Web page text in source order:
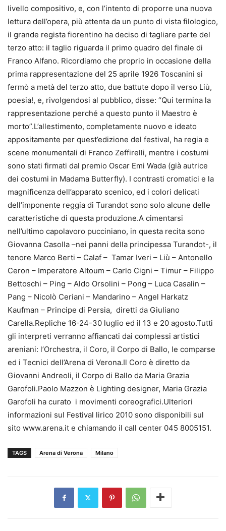
livello compositivo, e, con l’intento di proporre una nuova
lettura dell’opera, più attenta da un punto di vista filologico,
il grande regista fiorentino ha deciso di tagliare parte del
terzo atto: il taglio riguarda il primo quadro del finale di
Franco Alfano. Ricordiamo che proprio in occasione della
prima rappresentazione del 25 aprile 1926 Toscanini si
fermò a metà del terzo atto, due battute dopo il verso Liù,
poesia!, e, rivolgendosi al pubblico, disse: “Qui termina la
rappresentazione perché a questo punto il Maestro è
morto”.L’allestimento, completamente nuovo e ideato
appositamente per quest’edizione del festival, ha regia e
scene monumentali di Franco Zeffirelli, mentre i costumi
sono stati firmati dal premio Oscar Emi Wada (già autrice
dei costumi in Madama Butterfly). I contrasti cromatici e la
magnificenza dell’apparato scenico, ed i colori delicati
dell’imponente reggia di Turandot sono solo alcune delle
caratteristiche di questa produzione.A cimentarsi
nell’ultimo capolavoro pucciniano, in questa recita sono
Giovanna Casolla –nei panni della principessa Turandot-, il
tenore Marco Berti – Calaf – Tamar Iveri – Liù – Antonello
Ceron – Imperatore Altoum – Carlo Cigni – Timur – Filippo
Bettoschi – Ping – Aldo Orsolini – Pong – Luca Casalin –
Pang – Nicolò Ceriani – Mandarino – Angel Harkatz
Kaufman – Principe di Persia, diretti da Giuliano
Carella.Repliche 16-24-30 luglio ed il 13 e 20 agosto.Tutti
gli interpreti verranno affiancati dai complessi artistici
areniani: l’Orchestra, il Coro, il Corpo di Ballo, le comparse
ed i Tecnici dell’Arena di Verona.Il Coro è diretto da
Giovanni Andreoli, il Corpo di Ballo da Maria Grazia
Garofoli.Paolo Mazzon è Lighting designer, Maria Grazia
Garofoli ha curato i movimenti coreografici.Ulteriori
informazioni sul Festival lirico 2010 sono disponibili sul
sito www.arena.it e chiamando il call center 045 8005151.
TAGS Arena di Verona Milano